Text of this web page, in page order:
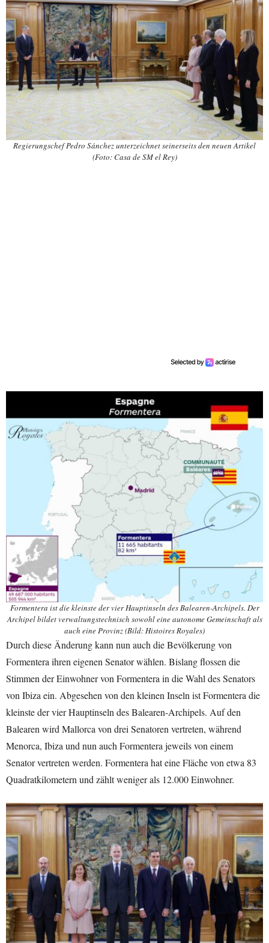
Regierungschef Pedro Sánchez unterzeichnet seinerseits den neuen Artikel
(Foto: Casa de SM el Rey)
Formentera ist die kleinste der vier Hauptinseln des Balearen-Archipels. Der
Archipel bildet verwaltungstechnisch sowohl eine autonome Gemeinschaft als
auch eine Provinz (Bild: Histoires Royales)
Durch diese Änderung kann nun auch die Bevölkerung von
Formentera ihren eigenen Senator wählen. Bislang flossen die
Stimmen der Einwohner von Formentera in die Wahl des Senators
von Ibiza ein. Abgesehen von den kleinen Inseln ist Formentera die
kleinste der vier Hauptinseln des Balearen-Archipels. Auf den
Balearen wird Mallorca von drei Senatoren vertreten, während
Menorca, Ibiza und nun auch Formentera jeweils von einem
Senator vertreten werden. Formentera hat eine Fläche von etwa 83
Quadratkilometern und zählt weniger als 12.000 Einwohner.